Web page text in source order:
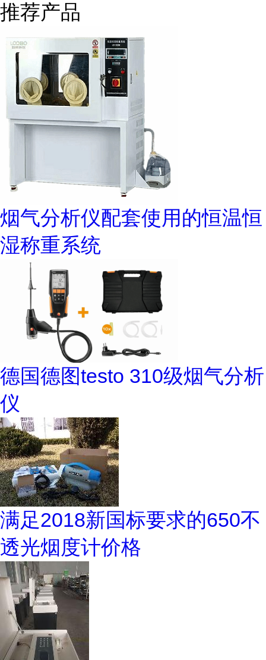
推荐产品
烟气分析仪配套使用的恒温恒
湿称重系统
德国德图testo 310级烟气分析
仪
满足2018新国标要求的650不
透光烟度计价格